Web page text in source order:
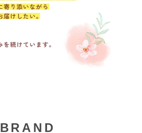
BRAND